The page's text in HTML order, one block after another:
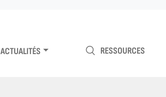
ACTUALITÉS RESSOURCES